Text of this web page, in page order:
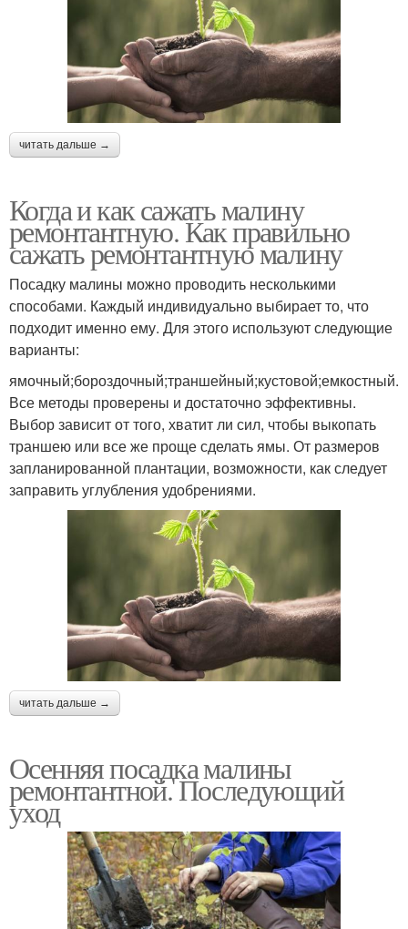
читать дальше →
Когда и как сажать малину
ремонтантную. Как правильно
сажать ремонтантную малину
Посадку малины можно проводить несколькими
способами. Каждый индивидуально выбирает то, что
подходит именно ему. Для этого используют следующие
варианты:
ямочный;бороздочный;траншейный;кустовой;емкостный.
Все методы проверены и достаточно эффективны.
Выбор зависит от того, хватит ли сил, чтобы выкопать
траншею или все же проще сделать ямы. От размеров
запланированной плантации, возможности, как следует
заправить углубления удобрениями.
читать дальше →
Осенняя посадка малины
ремонтантной. Последующий
уход